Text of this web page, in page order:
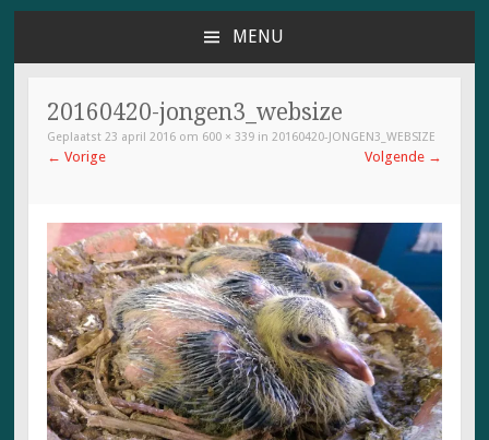
MENU
INHOUD
SPRINGEN
20160420-jongen3_websize
Geplaatst23 april 2016 om 600 × 339 in20160420-JONGEN3_WEBSIZE
← Vorige Volgende →